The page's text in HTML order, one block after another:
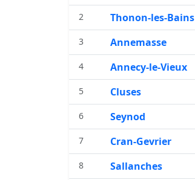
2 Thonon-les-Bains
3 Annemasse
4 Annecy-le-Vieux
5 Cluses
6 Seynod
7 Cran-Gevrier
8 Sallanches